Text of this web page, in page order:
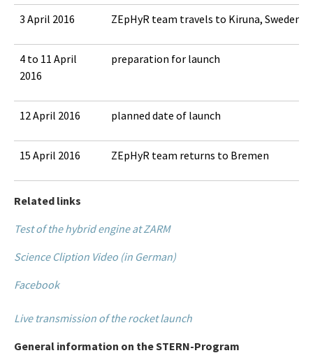
3 April 2016 ZEpHyR team travels to Kiruna, Sweden
4 to 11 April
2016
preparation for launch
12 April 2016 planned date of launch
15 April 2016 ZEpHyR team returns to Bremen
Related links
Test of the hybrid engine at ZARM
Science Cliption Video (in German)
Facebook
Live transmission of the rocket launch
General information on the STERN-Program